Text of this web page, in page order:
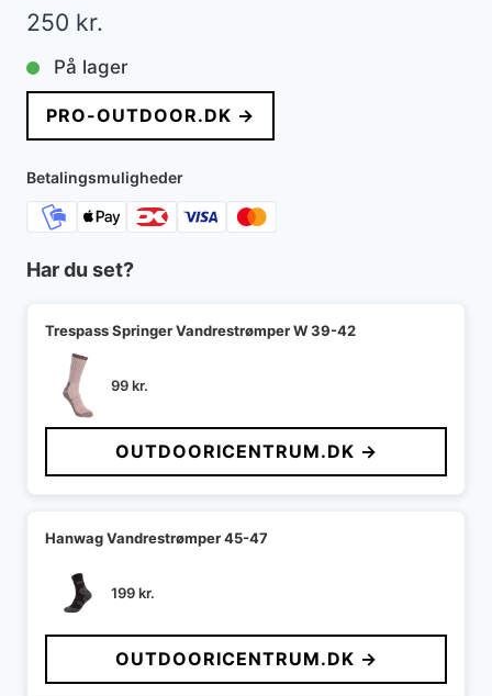
250 kr.
På lager
PRO-OUTDOOR.DK →
Betalingsmuligheder
Har du set?
Trespass Springer Vandrestrømper W 39-42
99kr.
OUTDOORICENTRUM.DK →
Hanwag Vandrestrømper 45-47
199kr.
OUTDOORICENTRUM.DK →